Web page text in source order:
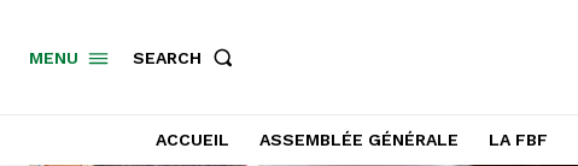
MENU SEARCH
ACCUEIL ASSEMBLÉE GÉNÉRALE LA FBF